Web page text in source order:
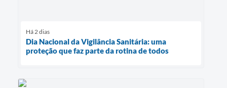
Há 2 dias
Dia Nacional da Vigilância Sanitária: uma
proteção que faz parte da rotina de todos